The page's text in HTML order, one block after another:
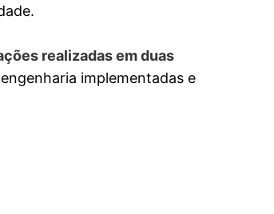
realizadas em duas
implementadas e